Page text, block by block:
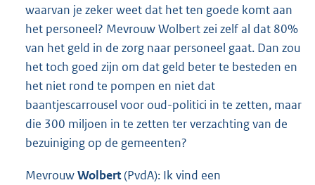
waarvan je zeker weet dat het ten goede komt aan
het personeel? Mevrouw Wolbert zei zelf al dat 80%
van het geld in de zorg naar personeel gaat. Dan zou
het toch goed zijn om dat geld beter te besteden en
het niet rond te pompen en niet dat
baantjescarrousel voor oud-politici in te zetten, maar
die 300 miljoen in te zetten ter verzachting van de
bezuiniging op de gemeenten?
MevrouwWolbert(PvdA): Ik vind een